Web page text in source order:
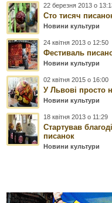
22 березня 2013 о
Сто тисяч
Новини культури
24 квітня 2013 о 12:50
Фестиваль
Новини культури
02 квітня 2015 о 16:00
У Львові просто
Новини культури
18 квітня 2013 о 11:29
Стартував
писанок
Новини культури